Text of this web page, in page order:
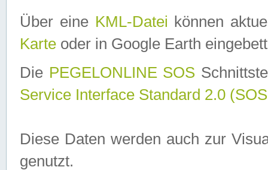
Über eine KML-Datei können
Karte oder in Google Earth
Die PEGELONLINE SOS
Service Interface Standard 2.0
Diese Daten werden auch zur
genutzt.